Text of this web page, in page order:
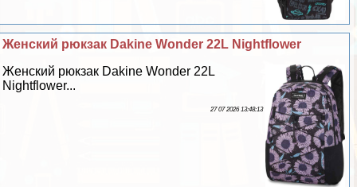
Женский рюкзак Dakine Wonder 22L Nightflower
Женский рюкзак Dakine Wonder 22L
Nightflower...
27 07 2026 13:48:13